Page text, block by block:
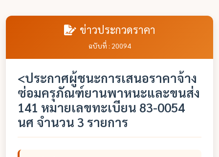
ข่าวประกวดราคา
ฉบับที่ : 20094
<ประกาศผู้ชนะการเสนอราคาจ้าง
ซ่อมครุภัณฑ์ยานพาหนะและขนส่ง
141 หมายเลขทะเบียน 83-0054
นศ จำนวน 3 รายการ